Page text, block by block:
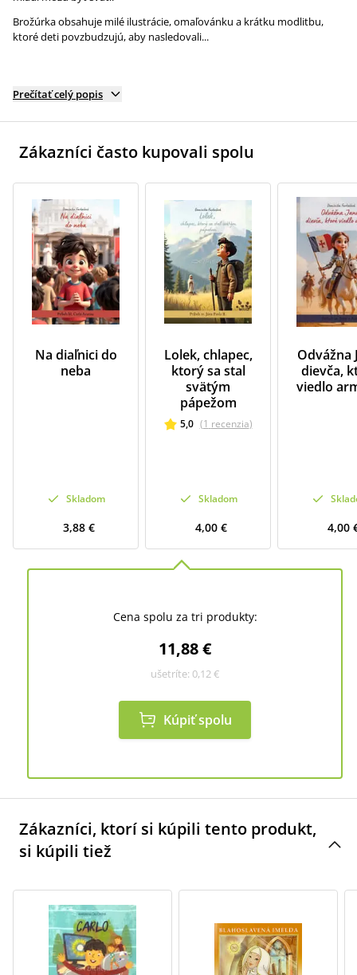
Brožúrka obsahuje milé ilustrácie, omaľovánku a krátku modlitbu,
ktoré deti povzbudzujú, aby nasledovali...
Prečítať celý popis
Zákazníci často kupovali spolu
Na diaľnici do
neba
Skladom
3,88 €
Lolek, chlapec,
ktorý sa stal
svätým
pápežom
5,0 (1 recenzia)
Skladom
4,00 €
Odvážna
dievča,
viedlo
4,00
Cena spolu za tri produkty:
11,88 €
ušetríte: 0,12 €
Kúpiť spolu
Zákazníci, ktorí si kúpili tento produkt,
si kúpili tiež